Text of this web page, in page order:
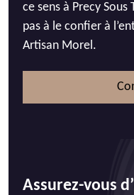
ce sens à Precy Sous
pas à le confier à
Artisan Morel.
Assurez-vous